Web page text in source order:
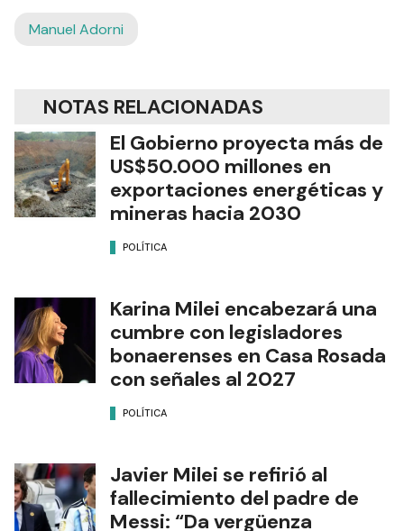
Manuel Adorni
NOTAS RELACIONADAS
El Gobierno proyecta más de
US$50.000 millones en
exportaciones energéticas y
mineras hacia 2030
POLÍTICA
Karina Milei encabezará una
cumbre con legisladores
bonaerenses en Casa Rosada
con señales al 2027
POLÍTICA
Javier Milei se refirió al
fallecimiento del padre de
Messi: “Da vergüenza